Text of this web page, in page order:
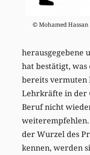
© Mohamed
herausgegebene
hat bestätigt,
bereits vermuten
Lehrkräfte in der
Beruf nicht
der Wurzel des
kennen, werden